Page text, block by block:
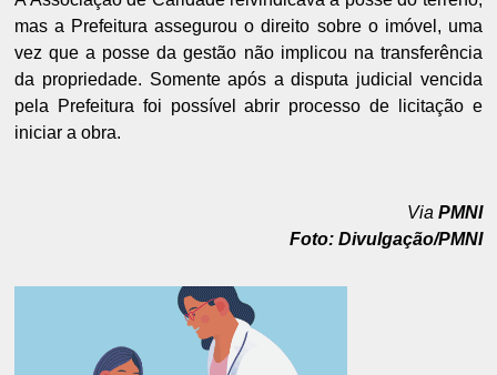
mas a Prefeitura assegurou o direito sobre o imóvel, uma
vez que a posse da gestão não implicou na transferência
da propriedade. Somente após a disputa judicial vencida
pela Prefeitura foi possível abrir processo de licitação e
iniciar a obra.
Via PMNI
Foto: Divulgação/PMNI